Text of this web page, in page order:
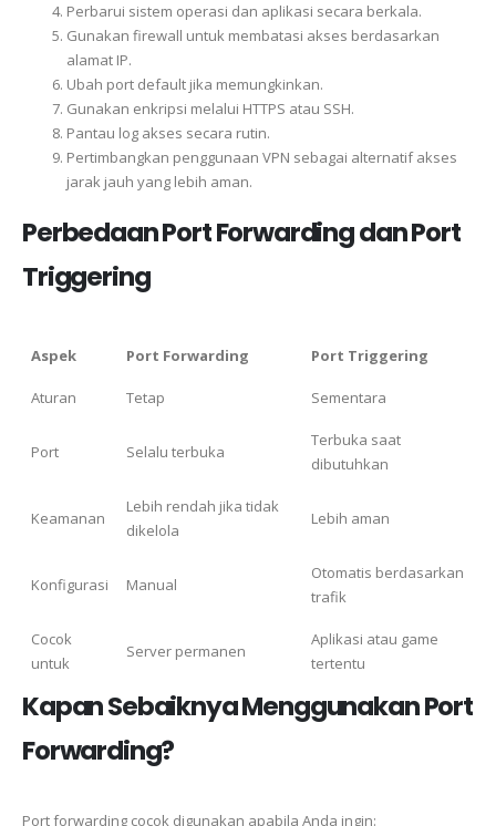
Perbarui sistem operasi dan aplikasi secara berkala.
Gunakan firewall untuk membatasi akses berdasarkan
alamat IP.
Ubah port default jika memungkinkan.
Gunakan enkripsi melalui HTTPS atau SSH.
Pantau log akses secara rutin.
Pertimbangkan penggunaan VPN sebagai alternatif akses
jarak jauh yang lebih aman.
Perbedaan Port Forwarding dan Port
Triggering
Aspek Port Forwarding Port Triggering
Aturan Tetap Sementara
Port Selalu terbuka
Terbuka saat
dibutuhkan
Keamanan
Lebih rendah jika tidak
dikelola
Lebih aman
Konfigurasi Manual
Otomatis berdasarkan
trafik
Cocok
untuk
Server permanen
Aplikasi atau game
tertentu
Kapan Sebaiknya Menggunakan Port
Forwarding?
Port forwarding cocok digunakan apabila Anda ingin: